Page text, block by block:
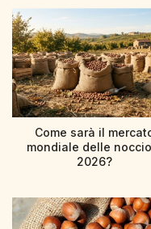
Come sarà il
mondiale delle
2026?